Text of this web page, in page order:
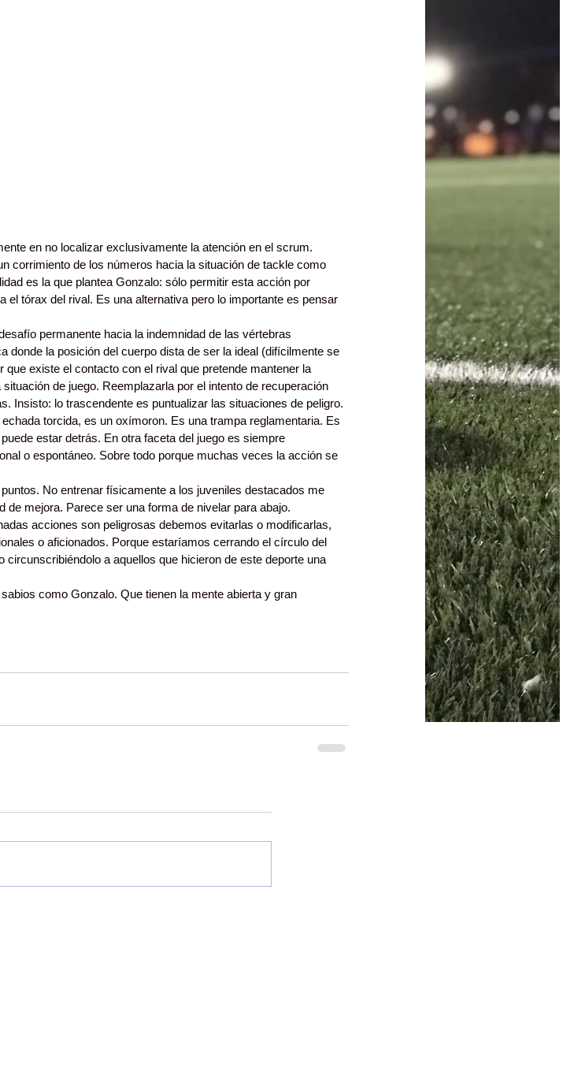
en no localizar exclusivamente la atención en el scrum.
corrimiento de los números hacia la situación de tackle como
es la que plantea Gonzalo: sólo permitir esta acción por
el tórax del rival. Es una alternativa pero lo importante es pensar
permanente hacia la indemnidad de las vértebras
donde la posición del cuerpo dista de ser la ideal (difícilmente se
existe el contacto con el rival que pretende mantener la
de juego. Reemplazarla por el intento de recuperación
Insisto: lo trascendente es puntualizar las situaciones de peligro.
torcida, es un oxímoron. Es una trampa reglamentaria. Es
estar detrás. En otra faceta del juego es siempre
o espontáneo. Sobre todo porque muchas veces la acción se
No entrenar físicamente a los juveniles destacados me
de mejora. Parece ser una forma de nivelar para abajo.
acciones son peligrosas debemos evitarlas o modificarlas,
o aficionados. Porque estaríamos cerrando el círculo del
a aquellos que hicieron de este deporte una
como Gonzalo. Que tienen la mente abierta y gran